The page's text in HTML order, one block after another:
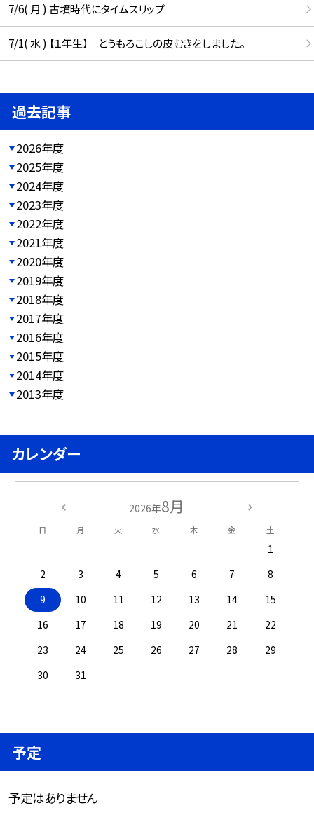
7/6( 月 ) 古墳時代にタイムスリップ
7/1( 水 ) 【１年生】 とうもろこしの皮むきをしました。
過去記事
2026年度
2025年度
2024年度
2023年度
2022年度
2021年度
2020年度
2019年度
2018年度
2017年度
2016年度
2015年度
2014年度
2013年度
カレンダー
2026年8月
日 月 火 水 木 金 土
1
2
3 4 5 6 7
8
9
10 11 12 13 14
15
16
17 18 19 20 21
22
23
24 25 26 27 28
29
30
31
予定
予定はありません